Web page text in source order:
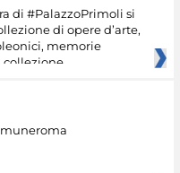
di #PalazzoPrimoli si
di opere d’arte,
memorie
collezione